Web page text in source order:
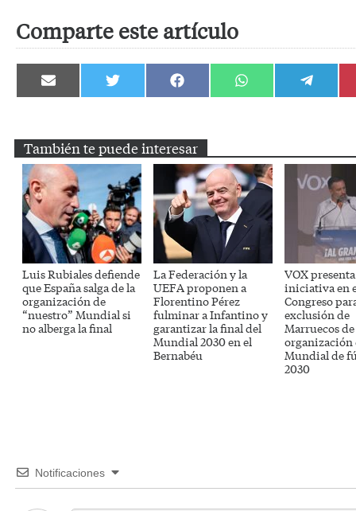
Comparte este artículo
Compartir
en
Compartir
en
Compartir
en
Compartir
en
Compartir
en
También te puede interesar
Luis Rubiales defiende
que España salga de la
organización de
“nuestro” Mundial si
no alberga la final
La Federación y la
UEFA proponen a
Florentino Pérez
fulminar a Infantino y
garantizar la final del
Mundial 2030 en el
Bernabéu
VOX
iniciativa en
Congreso
exclusión de
Marruecos
organización
Mundial de
2030
Notificaciones